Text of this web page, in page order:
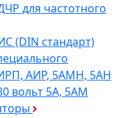
для частотного
(DIN стандарт)
АИР, 5АМН, 5АН
вольт 5А, 5АМ